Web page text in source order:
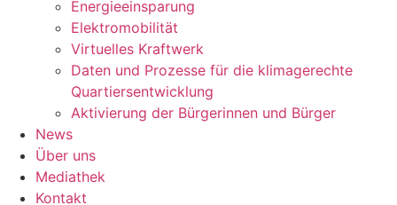
Energieeinsparung
Elektromobilität
Virtuelles Kraftwerk
Daten und Prozesse für die klimagerechte
Quartiersentwicklung
Aktivierung der Bürgerinnen und Bürger
News
Über uns
Mediathek
Kontakt